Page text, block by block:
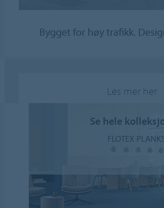
Bygget for høy trafikk.
Les mer her
Se hele
FLOTEX